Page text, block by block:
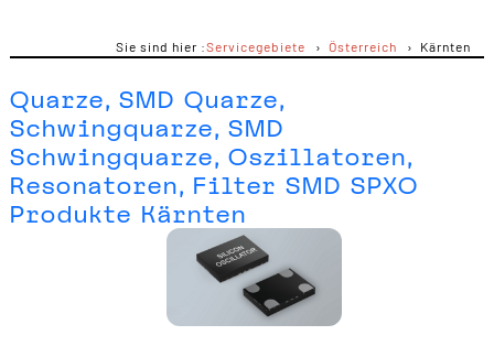
Sie sind hier :Servicegebiete Österreich Kärnten
Quarze, SMD Quarze,
Schwingquarze, SMD
Schwingquarze, Oszillatoren,
Resonatoren, Filter SMD SPXO
Produkte Kärnten